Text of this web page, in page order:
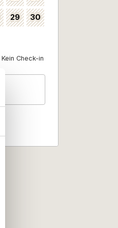
29 30
Kein Check-in